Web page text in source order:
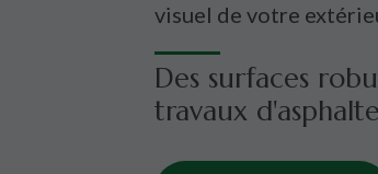
visuel de votre
Des surfaces
travaux d'asphalte